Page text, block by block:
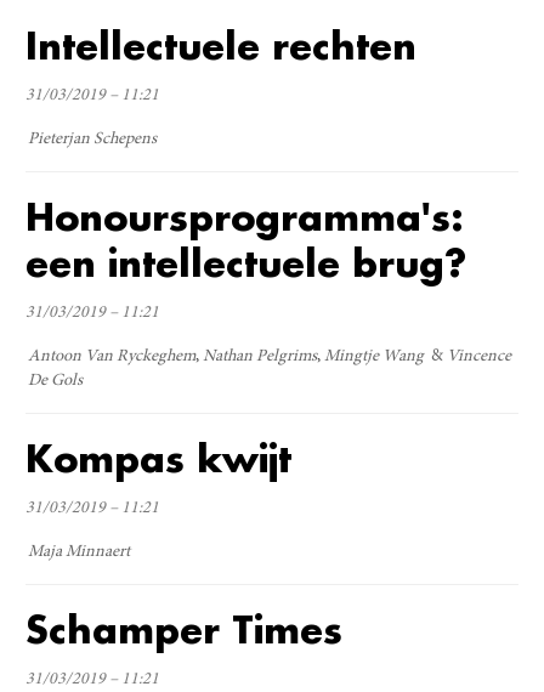
Intellectuele rechten
31/03/2019 – 11:21
Pieterjan Schepens
Honoursprogramma's:
een intellectuele brug?
31/03/2019 – 11:21
Antoon Van Ryckeghem Nathan Pelgrims Mingtje Wang
Vincence
De Gols
Kompas kwijt
31/03/2019 – 11:21
Maja Minnaert
Schamper Times
31/03/2019 – 11:21